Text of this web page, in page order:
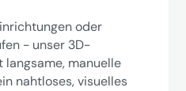
oder
- unser 3D-
langsame, manuelle
nahtloses, visuelles